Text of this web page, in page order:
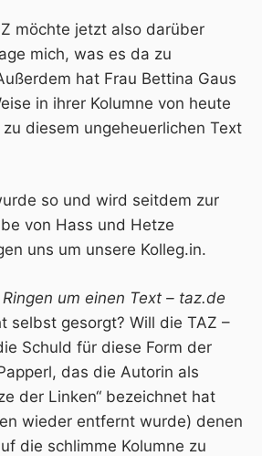
möchte jetzt also darüber
mich, was es da zu
hat Frau Bettina Gaus
in ihrer Kolumne von heute
diesem ungeheuerlichen Text
so und wird seitdem zur
von Hass und Hetze
uns um unsere Kolleg.in.
um einen Text – taz.de
selbst gesorgt? Will die TAZ –
Schuld für diese Form der
das die Autorin als
der Linken“ bezeichnet hat
wieder entfernt wurde) denen
die schlimme Kolumne zu